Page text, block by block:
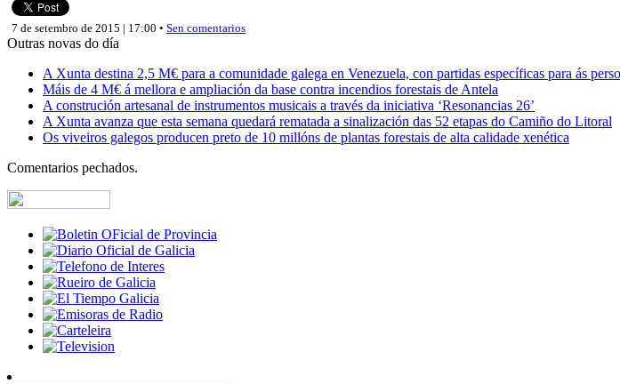
7 de setembro de 2015 | 17:00 • Sen comentarios
Outras novas do día
A Xunta destina 2,5 M€ para a comunidade galega en Venezuela, con partidas específicas para ás
Máis de 4 M€ á mellora e ampliación da base contra incendios forestais de Antela
A construción artesanal de instrumentos musicais a través da iniciativa ‘Resonancias 26’
A Xunta avanza que esta semana quedará rematada a sinalización das 52 etapas do Camiño do Litoral
Os viveiros galegos producen preto de 10 millóns de plantas forestais de alta calidade xenética
Comentarios pechados.